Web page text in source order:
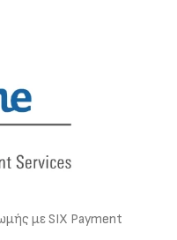
με SIX Payment